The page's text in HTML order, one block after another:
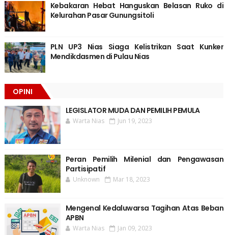
Kebakaran Hebat Hanguskan Belasan Ruko di
Kelurahan Pasar Gunungsitoli
PLN UP3 Nias Siaga Kelistrikan Saat Kunker
Mendikdasmen di Pulau Nias
OPINI
LEGISLATOR MUDA DAN PEMILIH PEMULA
Warta Nias Jun 19, 2023
Peran Pemilih Milenial dan Pengawasan
Partisipatif
Unknown Mar 18, 2023
Mengenal Kedaluwarsa Tagihan Atas Beban
APBN
Warta Nias Jan 09, 2023